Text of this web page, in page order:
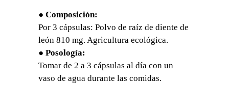
● Composición:
Por 3 cápsulas: Polvo de raíz de diente de
león 810 mg. Agricultura ecológica.
● Posología:
Tomar de 2 a 3 cápsulas al día con un
vaso de agua durante las comidas.